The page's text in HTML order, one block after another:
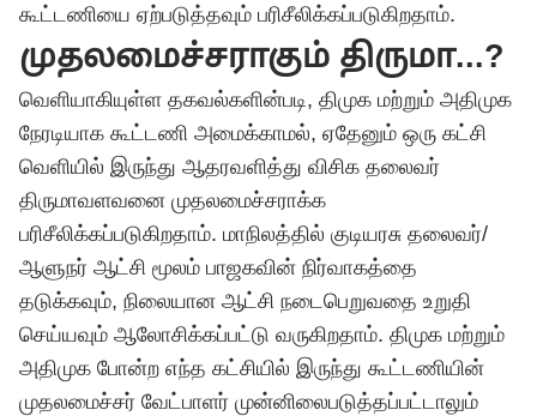
கூட்டணியை ஏற்படுத்தவும் பரிசீலிக்கப்படுகிறதாம்.
முதலமைச்சராகும் திருமா...?
வெளியாகியுள்ள தகவல்களின்படி, திமுக மற்றும் அதிமுக
நேரடியாக கூட்டணி அமைக்காமல், ஏதேனும் ஒரு கட்சி
வெளியில் இருந்து ஆதரவளித்து விசிக தலைவர்
திருமாவளவனை முதலமைச்சராக்க
பரிசீலிக்கப்படுகிறதாம். மாநிலத்தில் குடியரசு தலைவர்/
ஆளுநர் ஆட்சி மூலம் பாஜகவின் நிர்வாகத்தை
தடுக்கவும், நிலையான ஆட்சி நடைபெறுவதை உறுதி
செய்யவும் ஆலோசிக்கப்பட்டு வருகிறதாம். திமுக மற்றும்
அதிமுக போன்ற எந்த கட்சியில் இருந்து கூட்டணியின்
முதலமைச்சர் வேட்பாளர் முன்னிலைபடுத்தப்பட்டாலும்